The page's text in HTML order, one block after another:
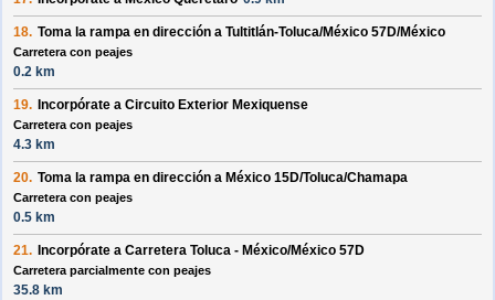
18. Toma la rampa en dirección a Tultitlán-Toluca/México 57D/México
Carretera con peajes
0.2 km
19. Incorpórate a Circuito Exterior Mexiquense
Carretera con peajes
4.3 km
20. Toma la rampa en dirección a México 15D/Toluca/Chamapa
Carretera con peajes
0.5 km
21. Incorpórate a Carretera Toluca - México/México 57D
Carretera parcialmente con peajes
35.8 km